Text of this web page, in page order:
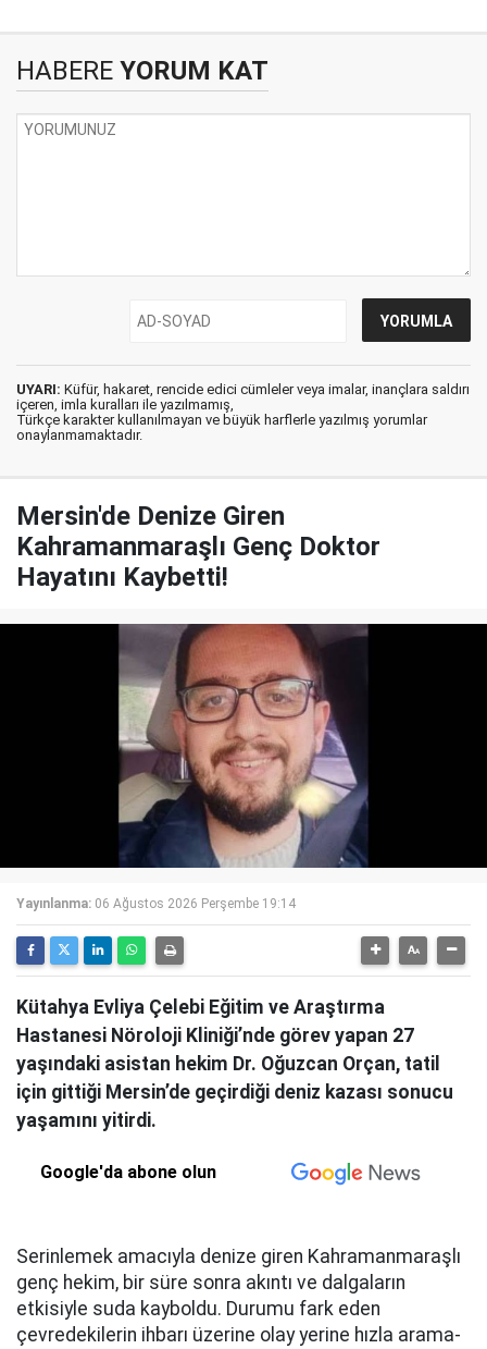
HABERE YORUM KAT
UYARI: Küfür, hakaret, rencide edici cümleler veya imalar, inançlara saldırı
içeren, imla kuralları ile yazılmamış,
Türkçe karakter kullanılmayan ve büyük harflerle yazılmış yorumlar
onaylanmamaktadır.
Mersin'de Denize Giren
Kahramanmaraşlı Genç Doktor
Hayatını Kaybetti!
Yayınlanma: 06 Ağustos 2026 Perşembe 19:14
Kütahya Evliya Çelebi Eğitim ve Araştırma
Hastanesi Nöroloji Kliniği’nde görev yapan 27
yaşındaki asistan hekim Dr. Oğuzcan Orçan, tatil
için gittiği Mersin’de geçirdiği deniz kazası sonucu
yaşamını yitirdi.
Google'da abone olun
Serinlemek amacıyla denize giren Kahramanmaraşlı
genç hekim, bir süre sonra akıntı ve dalgaların
etkisiyle suda kayboldu. Durumu fark eden
çevredekilerin ihbarı üzerine olay yerine hızla arama-